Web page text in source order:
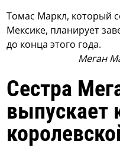
Томас Маркл, который
Мексике, планирует
до конца этого года.
Меган
Сестра
выпускает